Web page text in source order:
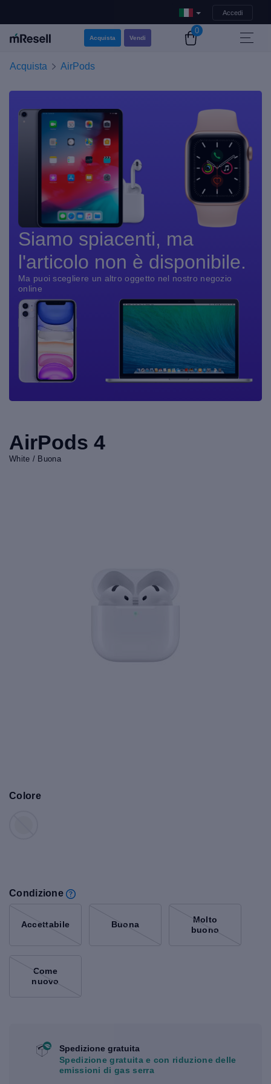
Accedi
Acquista Vendi
0
Acquista AirPods
Siamo spiacenti, ma
l'articolo non è disponibile.
Ma puoi scegliere un altro oggetto nel nostro negozio
online
AirPods 4
White / Buona
Colore
Condizione
Accettabile Buona
Molto
buono
Come
nuovo
Spedizione gratuita
Spedizione gratuita e con riduzione delle
emissioni di gas serra